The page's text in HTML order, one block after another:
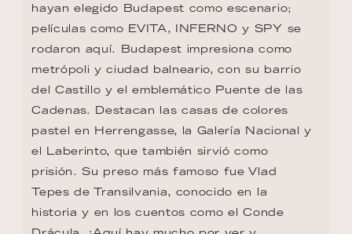
hayan elegido Budapest como escenario;
películas como EVITA, INFERNO y SPY se
rodaron aquí. Budapest impresiona como
metrópoli y ciudad balneario, con su barrio
del Castillo y el emblemático Puente de las
Cadenas. Destacan las casas de colores
pastel en Herrengasse, la Galería Nacional y
el Laberinto, que también sirvió como
prisión. Su preso más famoso fue Vlad
Tepes de Transilvania, conocido en la
historia y en los cuentos como el Conde